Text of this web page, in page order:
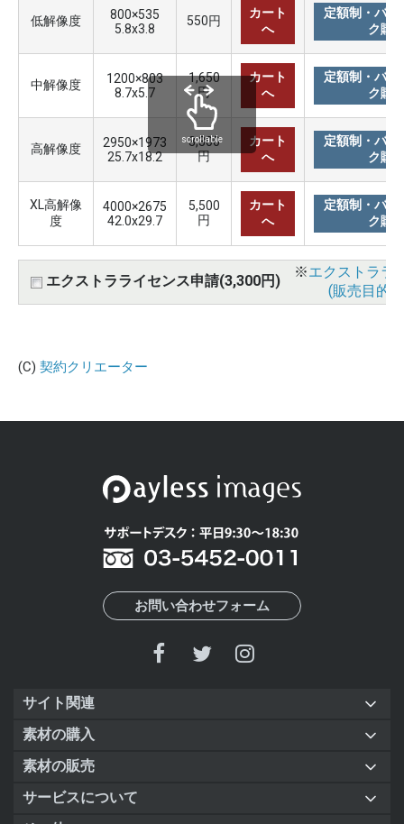
低解像度
800×535
5.8x3.8
550円
カート
へ
定額制・バリ
ク購
中解像度
1200×803
8.7x5.7
1,650
円
カート
へ
定額制・バリ
ク購
高解像度
2950×1973
25.7x18.2
3,300
円
カート
へ
定額制・バリ
ク購
XL高解像
度
4000×2675
42.0x29.7
5,500
円
カート
へ
定額制・バリ
ク購
エクストラライセンス申請(3,300円)
※エクストララ
(販売目的
scrollable
(C) 契約クリエーター
お問い合わせフォーム
サイト関連
素材の購入
素材の販売
サービスについて